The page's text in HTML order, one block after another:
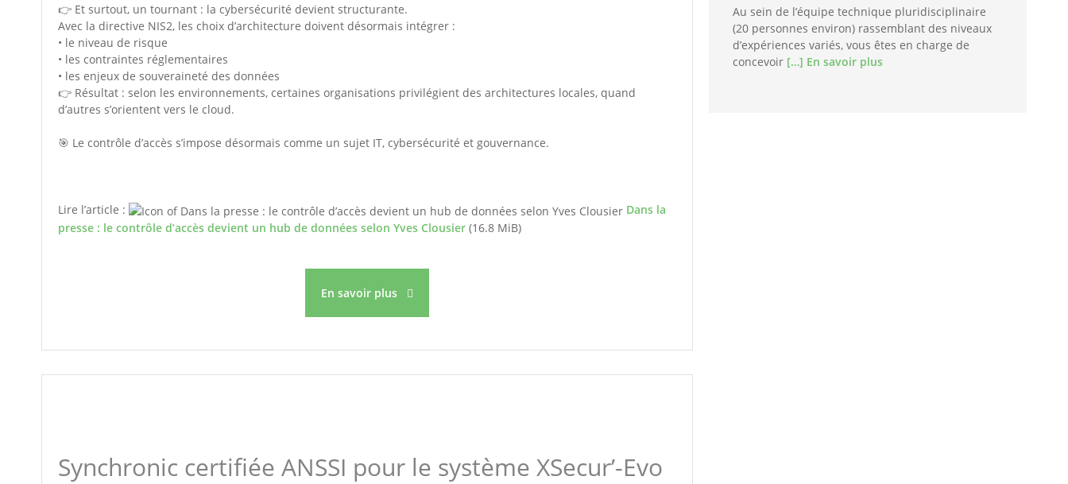
👉 Et surtout, un tournant : la cybersécurité devient structurante.
Avec la directive NIS2, les choix d’architecture doivent désormais intégrer :
• le niveau de risque
• les contraintes réglementaires
• les enjeux de souveraineté des données
👉 Résultat : selon les environnements, certaines organisations privilégient des architectures locales, quand
d’autres s’orientent vers le cloud.
🎯 Le contrôle d’accès s’impose désormais comme un sujet IT, cybersécurité et gouvernance.
Lire l’article :
Dans la
presse : le contrôle d’accès devient un hub de données selon Yves Clousier (16.8 MiB)
En savoir plus
Synchronic certifiée ANSSI pour le système XSecur’-Evo
Au sein de l’équipe technique pluridisciplinaire
(20 personnes environ) rassemblant des niveaux
d’expériences variés, vous êtes en charge de
concevoir […] En savoir plus